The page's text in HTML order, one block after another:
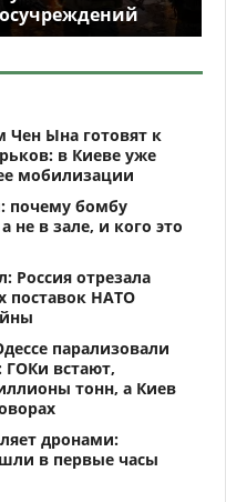
Чен Ына готовят к
в Киеве уже
мобилизации
почему бомбу
не в зале, и кого это
Россия отрезала
поставок НАТО
парализовали
ГОКи встают,
тонн, а Киев
дронами:
в первые часы